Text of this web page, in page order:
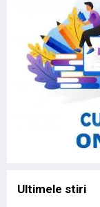
Ultimele stiri